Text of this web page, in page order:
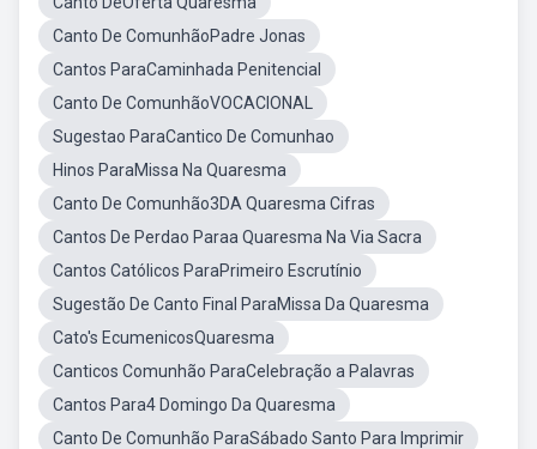
Canto De ComunhãoPadre Jonas
Cantos ParaCaminhada Penitencial
Canto De ComunhãoVOCACIONAL
Sugestao ParaCantico De Comunhao
Hinos ParaMissa Na Quaresma
Canto De Comunhão3DA Quaresma Cifras
Cantos De Perdao Paraa Quaresma Na Via Sacra
Cantos Católicos ParaPrimeiro Escrutínio
Sugestão De Canto Final ParaMissa Da Quaresma
Cato's EcumenicosQuaresma
Canticos Comunhão ParaCelebração a Palavras
Cantos Para4 Domingo Da Quaresma
Canto De Comunhão ParaSábado Santo Para Imprimir